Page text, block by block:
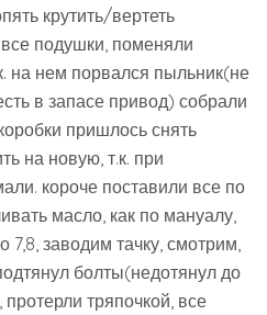
крутить/вертеть
подушки, поменяли
на нем порвался пыльник(не
в запасе привод) собрали
пришлось снять
на новую, т.к. при
короче поставили все по
масло, как по мануалу,
заводим тачку, смотрим,
болты(недотянул до
протерли тряпочкой, все